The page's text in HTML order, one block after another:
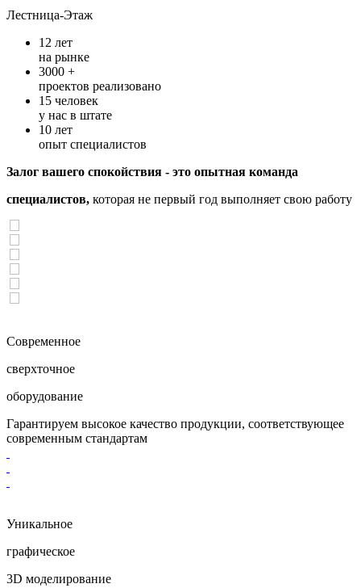
Лестница-Этаж
12 лет
на рынке
3000 +
проектов реализовано
15 человек
у нас в штате
10 лет
опыт специалистов
Залог вашего спокойствия - это опытная команда
специалистов, которая не первый год выполняет свою работу
Современное
cверхточное
оборудование
Гарантируем высокое качество продукции, соответствующее
современным стандартам
Уникальное
графическое
3D моделирование